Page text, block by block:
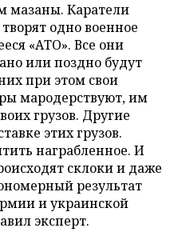
мазаны. Каратели
одно военное
«АТО». Все они
или поздно будут
при этом свои
мародерствуют, им
грузов. Другие
этих грузов.
награбленное. И
склоки и даже
результат
и украинской
эксперт.